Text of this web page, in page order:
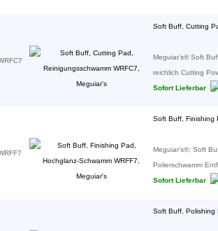
Soft Buff, Cutting
Meguiar's® Soft
reichlich Cutting
Sofort Lieferbar
Soft Buff, Finishing
Meguiar's®; Soft
Polierschwamm
Sofort Lieferbar
Soft Buff, Polishing